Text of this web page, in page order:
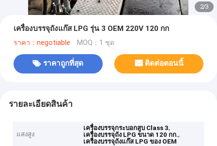
2/3
เครื่องบรรจุถังแก๊ส LPG รุ่น 3 OEM 220V 120 กก
ราคา：negotiable MOQ：1 ชุด
ราคาถูกที่สุด ติดต่อตอนนี้
รายละเอียดสินค้า
แสงสูง
เครื่องบรรจุกระบอกสูบ Class 3,
เครื่องบรรจุถัง LPG ขนาด 120 กก.,
เครื่องบรรจุถังแก๊ส LPG ของ OEM